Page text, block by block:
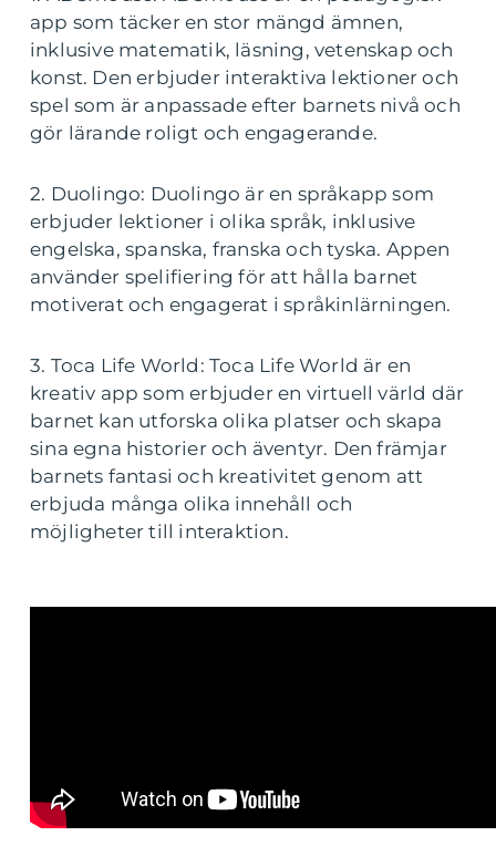
app som täcker en stor mängd ämnen,
inklusive matematik, läsning, vetenskap och
konst. Den erbjuder interaktiva lektioner och
spel som är anpassade efter barnets nivå och
gör lärande roligt och engagerande.
2. Duolingo: Duolingo är en språkapp som
erbjuder lektioner i olika språk, inklusive
engelska, spanska, franska och tyska. Appen
använder spelifiering för att hålla barnet
motiverat och engagerat i språkinlärningen.
3. Toca Life World: Toca Life World är en
kreativ app som erbjuder en virtuell värld där
barnet kan utforska olika platser och skapa
sina egna historier och äventyr. Den främjar
barnets fantasi och kreativitet genom att
erbjuda många olika innehåll och
möjligheter till interaktion.